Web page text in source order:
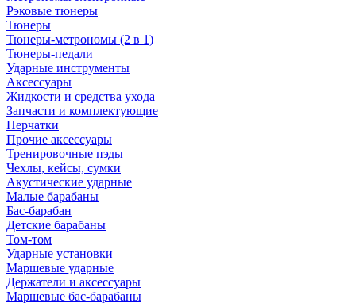
Рэковые тюнеры
Тюнеры
Тюнеры-метрономы (2 в 1)
Тюнеры-педали
Ударные инструменты
Аксессуары
Жидкости и средства ухода
Запчасти и комплектующие
Перчатки
Прочие аксессуары
Тренировочные пэды
Чехлы, кейсы, сумки
Акустические ударные
Mалые барабаны
Бас-барабан
Детские барабаны
Том-том
Ударные установки
Маршевые ударные
Держатели и аксессуары
Маршевые бас-барабаны